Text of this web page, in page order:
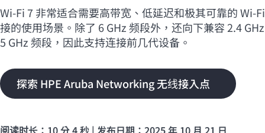
Wi-Fi 7 非常适合需要高带宽、低延迟和极其可靠的Wi-Fi
接的使用场景。除了 6 GHz 频段外，还向下兼容 2.4
5 GHz 频段，因此支持连接前几代设备。
探索 HPE Aruba Networking 无线接入点
阅读时长：10 分 4 秒 | 发布日期：2025 年 10 月 21 日